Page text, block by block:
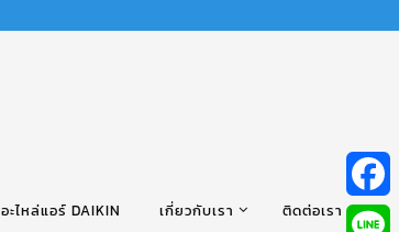
อะไหล่แอร์ DAIKIN เกี่ยวกับเรา ติดต่อเรา